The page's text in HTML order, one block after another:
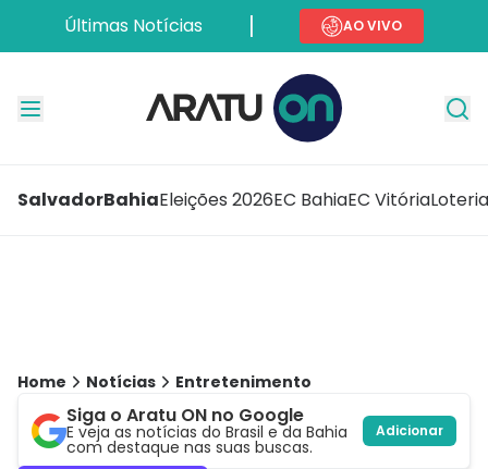
Últimas Notícias AO VIVO
SalvadorBahiaEleições 2026EC BahiaEC Vitória
Home Notícias Entretenimento
Siga o Aratu ON no Google
E veja as notícias do Brasil e da Bahia
com destaque nas suas buscas.
Adicionar